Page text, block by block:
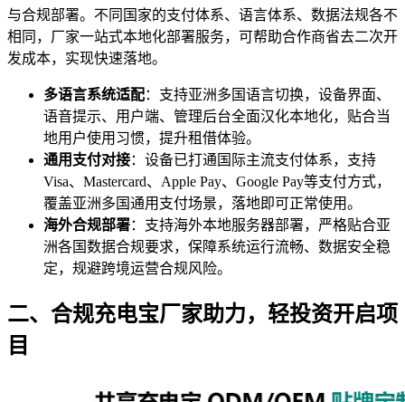
与合规部署。不同国家的支付体系、语言体系、数据法规各不
相同，厂家一站式本地化部署服务，可帮助合作商省去二次开
发成本，实现快速落地。
多语言系统适配：支持亚洲多国语言切换，设备界面、
语音提示、用户端、管理后台全面汉化本地化，贴合当
地用户使用习惯，提升租借体验。
通用支付对接：设备已打通国际主流支付体系，支持
Visa、Mastercard、Apple Pay、Google Pay等支付方式，
覆盖亚洲多国通用支付场景，落地即可正常使用。
海外合规部署：支持海外本地服务器部署，严格贴合亚
洲各国数据合规要求，保障系统运行流畅、数据安全稳
定，规避跨境运营合规风险。
二、合规充电宝厂家助力，轻投资开启项
目